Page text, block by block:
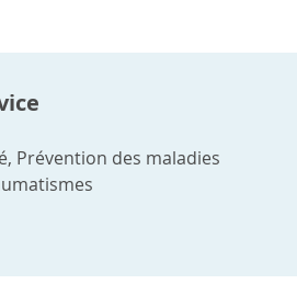
Prévention des maladies